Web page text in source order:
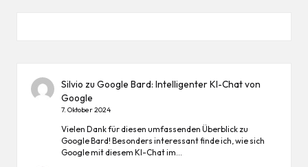
Silvio zuGoogle Bard: Intelligenter KI-Chat von
Google
7. Oktober 2024
Vielen Dank für diesen umfassenden Überblick zu
Google Bard! Besonders interessant finde ich, wie sich
Google mit diesem KI-Chat im…